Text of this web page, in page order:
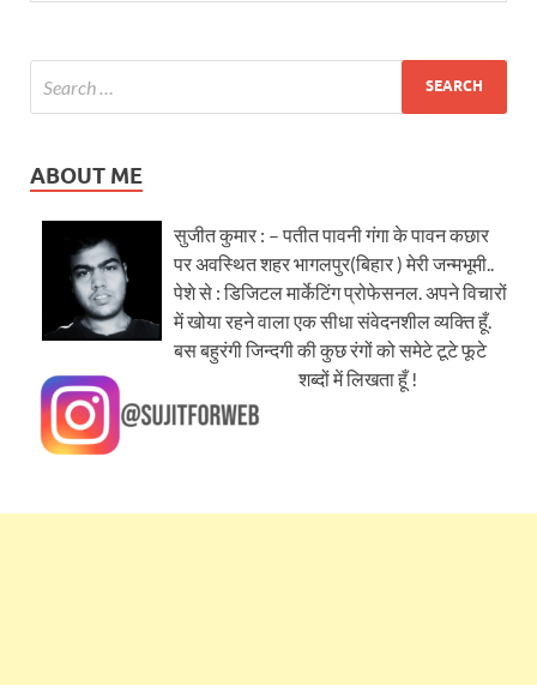
ABOUT ME
सुजीत कुमार : – पतीत पावनी गंगा के पावन कछार
पर अवस्थित शहर भागलपुर(बिहार ) मेरी जन्मभूमी..
पेशे से : डिजिटल मार्केटिंग प्रोफेसनल. अपने विचारों
में खोया रहने वाला एक सीधा संवेदनशील व्यक्ति हूँ.
बस बहुरंगी जिन्दगी की कुछ रंगों को समेटे टूटे फूटे
शब्दों में लिखता हूँ !